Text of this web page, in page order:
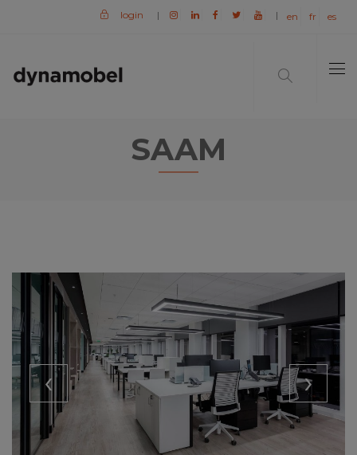
login | | en fr es
SAAM
‹ ›